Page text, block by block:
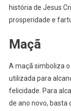
história de Jesus
prosperidade e
Maçã
A maçã simboliza
utilizada para
felicidade. Para
de ano novo,